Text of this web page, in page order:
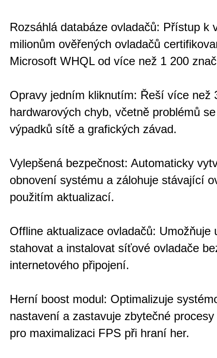
Rozsáhlá databáze ovladačů: Přístup k
milionům ověřených ovladačů
Microsoft WHQL od více než 1 200
Opravy jedním kliknutím: Řeší více než
hardwarových chyb, včetně problémů
výpadků sítě a grafických závad.
Vylepšená bezpečnost: Automaticky
obnovení systému a zálohuje stávající
použitím aktualizací.
Offline aktualizace ovladačů: Umožňuje
stahovat a instalovat síťové ovladače
internetového připojení.
Herní boost modul: Optimalizuje
nastavení a zastavuje zbytečné
pro maximalizaci FPS při hraní her.